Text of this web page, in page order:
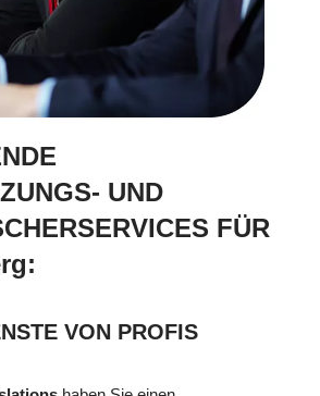
UND
FÜR
VON PROFIS